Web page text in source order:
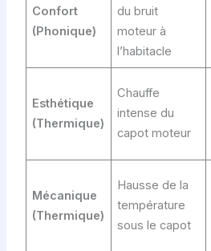
Confort
(Phonique)
du bruit
moteur à
l’habitacle
Esthétique
(Thermique)
Chauffe
intense du
capot moteur
Mécanique
(Thermique)
Hausse de la
température
sous le capot